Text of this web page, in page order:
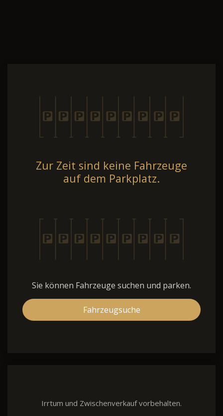
Zur Zeit sind keine Fahrzeuge
auf dem Parkplatz.
Sie können Fahrzeuge suchen und parken.
Fahrzeugsuche
Irrtum und Zwischenverkauf vorbehalten.